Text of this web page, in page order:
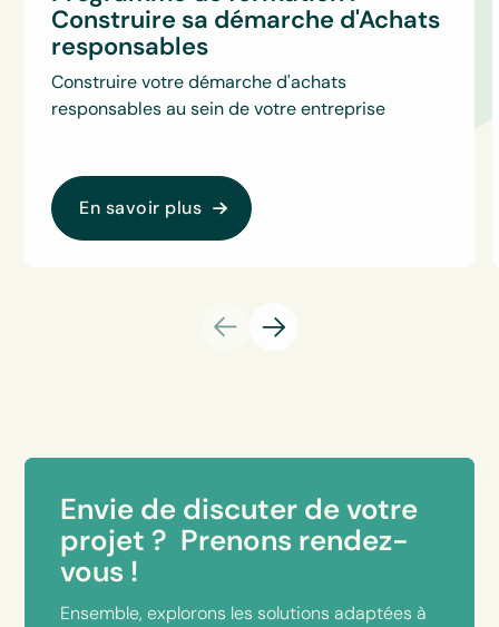
Construire sa démarche d'Achats
responsables
Construire votre démarche d'achats
responsables au sein de votre entreprise
En savoir plus
Envie de discuter de votre
projet ? Prenons rendez-
vous !
Ensemble, explorons les solutions adaptées à